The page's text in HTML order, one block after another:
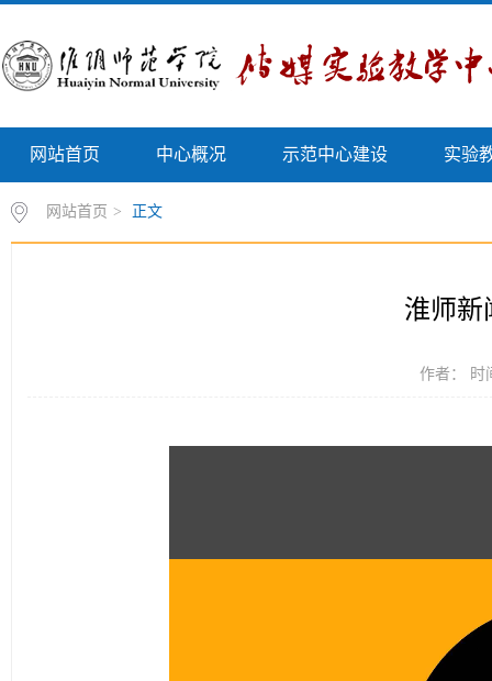
网站首页 中心概况 示范中心建设 实验
网站首页 > 正文
淮师新
作者： 时